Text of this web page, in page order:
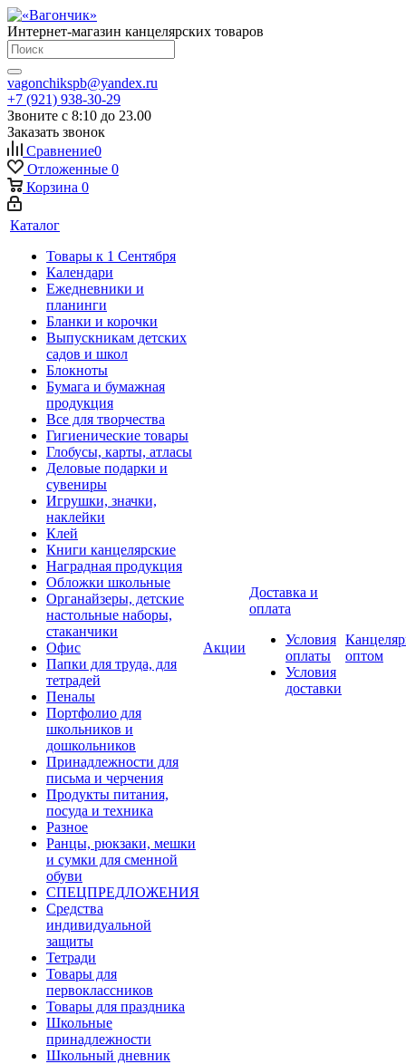
Интернет-магазин канцелярских товаров
vagonchikspb@yandex.ru
+7 (921) 938-30-29
Звоните с 8:10 до 23.00
Заказать звонок
Сравнение0
Отложенные 0
Корзина 0
Каталог
Товары к 1 Сентября
Календари
Ежедневники и
планинги
Бланки и корочки
Выпускникам детских
садов и школ
Блокноты
Бумага и бумажная
продукция
Все для творчества
Гигиенические товары
Глобусы, карты, атласы
Деловые подарки и
сувениры
Игрушки, значки,
наклейки
Клей
Книги канцелярские
Наградная продукция
Обложки школьные
Органайзеры, детские
настольные наборы,
стаканчики
Офис
Папки для труда, для
тетрадей
Пеналы
Портфолио для
школьников и
дошкольников
Принадлежности для
письма и черчения
Продукты питания,
посуда и техника
Разное
Ранцы, рюкзаки, мешки
и сумки для сменной
обуви
СПЕЦПРЕДЛОЖЕНИЯ
Средства
индивидуальной
защиты
Тетради
Товары для
первоклассников
Товары для праздника
Школьные
принадлежности
Школьный дневник
Акции
Доставка и
оплата
Условия
оплаты
Условия
доставки
оптом